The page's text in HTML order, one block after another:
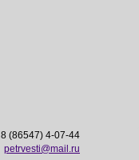
8 (86547) 4-07-44
petrvesti@mail.ru